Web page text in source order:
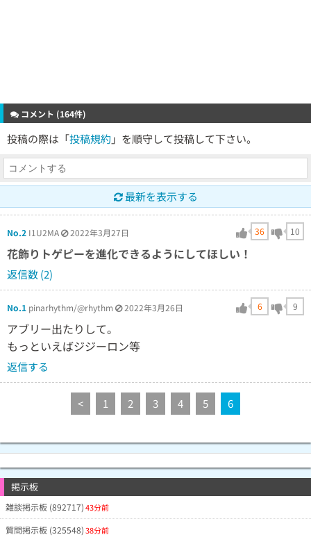
コメント (164件)
投稿の際は「投稿規約 」を順守して投稿して下さい。
最新を表示する
No.2 I1U2MA 2022年3月27日 36 10
花飾りトゲピーを進化できるようにしてほしい！
返信数 (2)
No.1 pinarhythm/@rhythm 2022年3月26日 6 9
アブリー出たりして。
もっといえばジジーロン等
返信する
< 1 2 3 4 5 6
掲示板
雑談掲示板 (892717)43分前
質問掲示板 (325548)38分前